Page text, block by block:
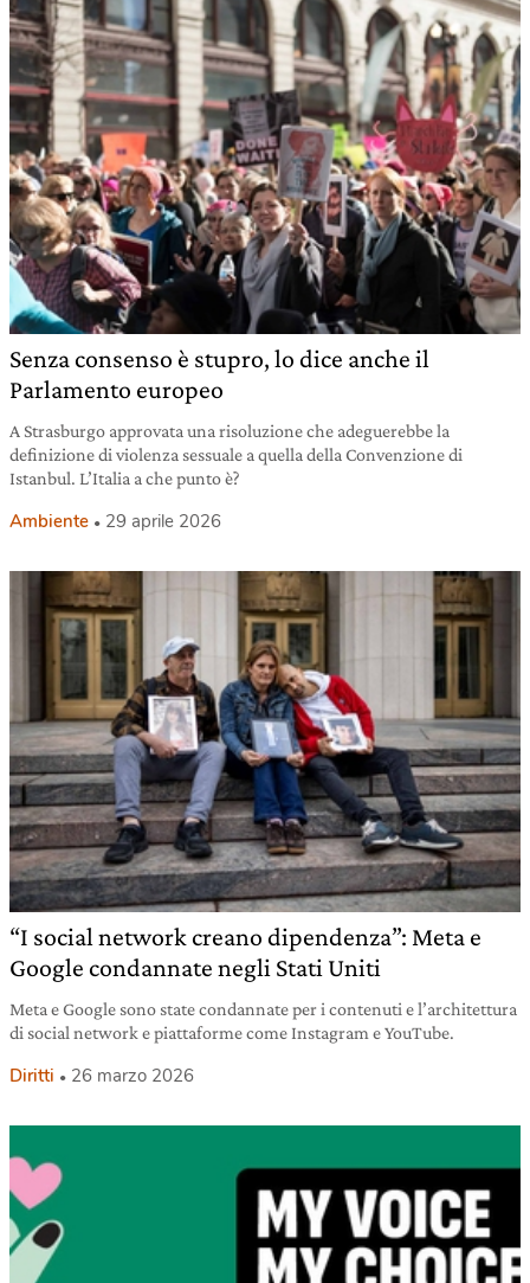
Senza consenso è stupro, lo dice anche il
Parlamento europeo
A Strasburgo approvata una risoluzione che adeguerebbe la
definizione di violenza sessuale a quella della Convenzione di
Istanbul. L’Italia a che punto è?
Ambiente 29 aprile 2026
“I social network creano dipendenza”: Meta e
Google condannate negli Stati Uniti
Meta e Google sono state condannate per i contenuti e l’architettura
di social network e piattaforme come Instagram e YouTube.
Diritti 26 marzo 2026